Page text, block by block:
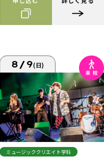
8/9(日)
ミュージッククリエイト学科